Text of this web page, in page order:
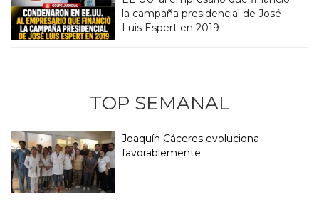
la campaña presidencial de José
Luis Espert en 2019
TOP SEMANAL
Joaquín Cáceres evoluciona
favorablemente